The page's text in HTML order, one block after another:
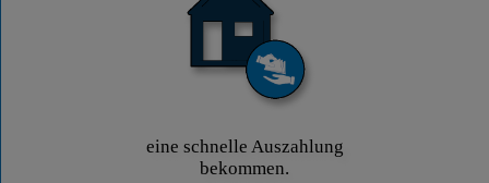
eine schnelle Auszahlung
bekommen.